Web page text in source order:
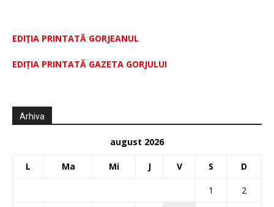
EDIȚIA PRINTATĂ GORJEANUL
EDIŢIA PRINTATĂ GAZETA GORJULUI
Arhiva
august 2026
L Ma Mi J V S D
1
2